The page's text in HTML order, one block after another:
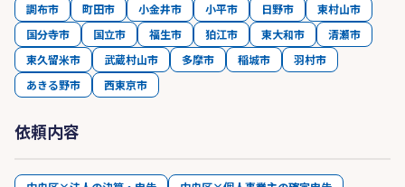
調布市
町田市 小金井市 小平市 日野市
東村山市
国分寺市
国立市 福生市 狛江市 東大和市
清瀬市
東久留米市
武蔵村山市 多摩市 稲城市
羽村市
あきる野市
西東京市
依頼内容